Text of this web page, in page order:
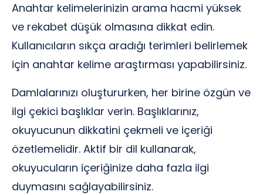
Anahtar kelimelerinizin arama hacmi yüksek
ve rekabet düşük olmasına dikkat edin.
Kullanıcıların sıkça aradığı terimleri belirlemek
için anahtar kelime araştırması yapabilirsiniz.
Damlalarınızı oluştururken, her birine özgün ve
ilgi çekici başlıklar verin. Başlıklarınız,
okuyucunun dikkatini çekmeli ve içeriği
özetlemelidir. Aktif bir dil kullanarak,
okuyucuların içeriğinize daha fazla ilgi
duymasını sağlayabilirsiniz.